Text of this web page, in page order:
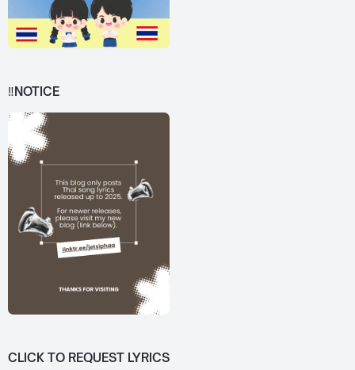
‼️NOTICE
CLICK TO REQUEST LYRICS